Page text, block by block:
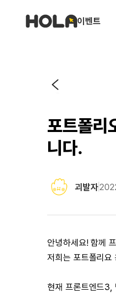
이벤트
포트폴리
니다.
괴발자
안녕하세요! 함께
저희는 포트폴리요
현재 프론트엔드3,